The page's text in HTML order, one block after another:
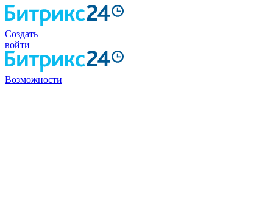
Создать
войти
Возможности